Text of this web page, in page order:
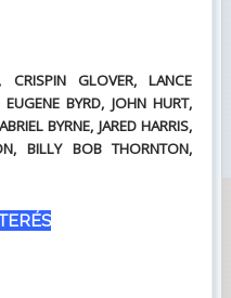
CRISPIN GLOVER, LANCE
BYRD, JOHN HURT,
BYRNE, JARED HARRIS,
BILLY BOB THORNTON,